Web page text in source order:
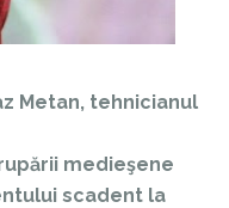
Metan, tehnicianul
medieşene
scadent la